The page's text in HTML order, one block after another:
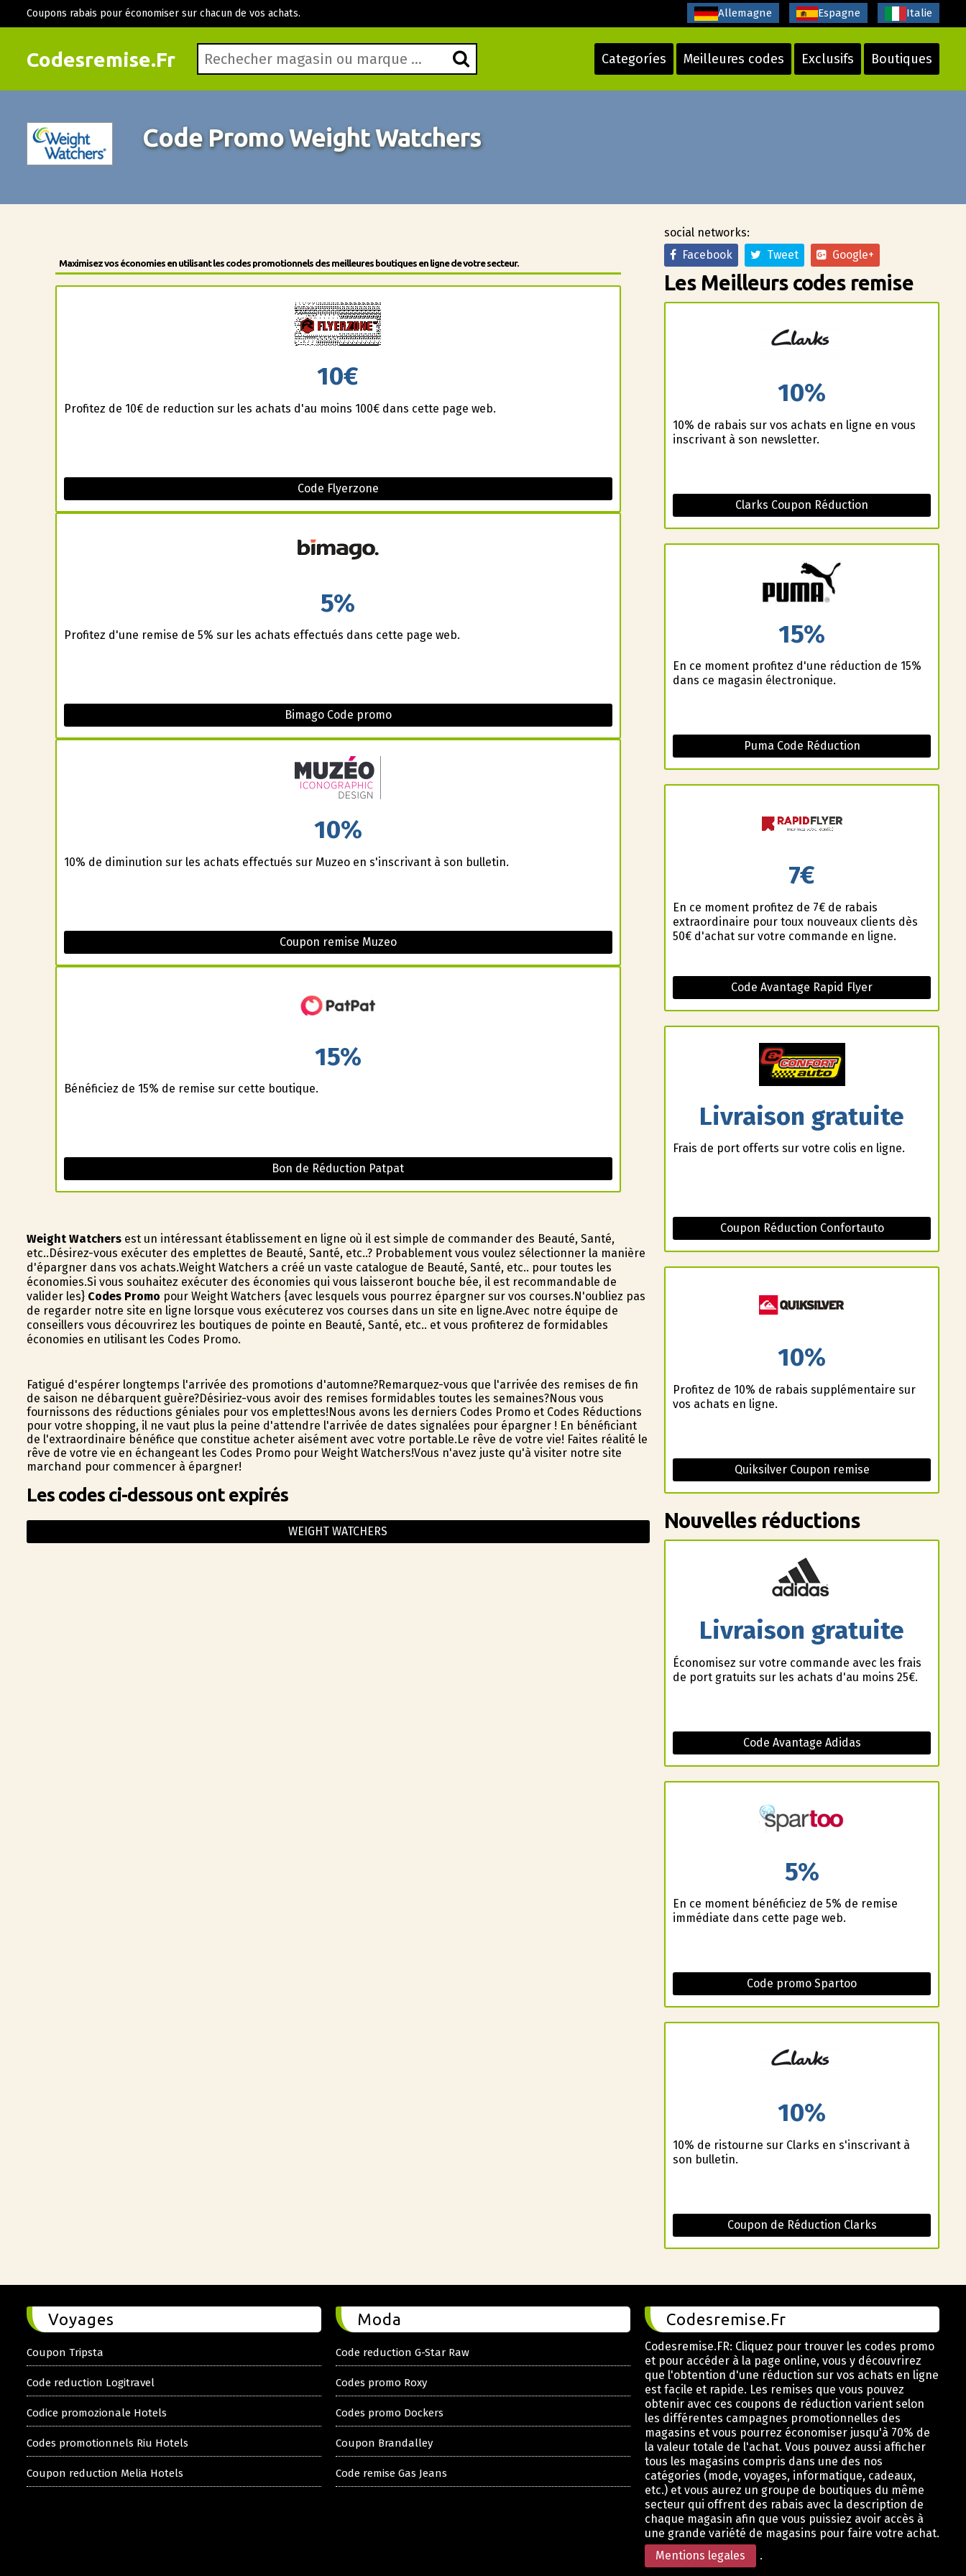
Codesremise.Fr Categoríes Meilleures codes Exclusifs Boutiques
Coupons rabais pour économiser sur chacun de vos achats. Allemagne Espagne Italie
Code Promo Weight Watchers
Maximisez vos économies en utilisant les codes promotionnels des meilleures boutiques en ligne de votre secteur.
10€
Profitez de 10€ de reduction sur les achats d'au moins 100€ dans cette page web.
Code Flyerzone
5%
Profitez d'une remise de 5% sur les achats effectués dans cette page web.
Bimago Code promo
10%
10% de diminution sur les achats effectués sur Muzeo en s'inscrivant à son bulletin.
Coupon remise Muzeo
15%
Bénéficiez de 15% de remise sur cette boutique.
Bon de Réduction Patpat
Weight Watchersest un intéressant établissement en ligne où il est simple de commander des Beauté, Santé,
etc..Désirez-vous exécuter des emplettes de Beauté, Santé, etc..? Probablement vous voulez sélectionner la manière
d'épargner dans vos achats.Weight Watchers a créé un vaste catalogue de Beauté, Santé, etc.. pour toutes les
économies.Si vous souhaitez exécuter des économies qui vous laisseront bouche bée, il est recommandable de
valider les} Codes Promo pour Weight Watchers {avec lesquels vous pourrez épargner sur vos courses.N'oubliez pas
de regarder notre site en ligne lorsque vous exécuterez vos courses dans un site en ligne.Avec notre équipe de
conseillers vous découvrirez les boutiques de pointe en Beauté, Santé, etc.. et vous profiterez de formidables
économies en utilisant les Codes Promo.
Fatigué d'espérer longtemps l'arrivée des promotions d'automne?Remarquez-vous que l'arrivée des remises de fin
de saison ne débarquent guère?Désiriez-vous avoir des remises formidables toutes les semaines?Nous vous
fournissons des réductions géniales pour vos emplettes!Nous avons les derniers Codes Promo et Codes Réductions
pour votre shopping, il ne vaut plus la peine d'attendre l'arrivée de dates signalées pour épargner ! En bénéficiant
de l'extraordinaire bénéfice que constitue acheter aisément avec votre portable.Le rêve de votre vie! Faites réalité le
rêve de votre vie en échangeant les Codes Promo pour Weight Watchers!Vous n'avez juste qu'à visiter notre site
marchand pour commencer à épargner!
Les codes ci-dessous ont expirés
WEIGHT WATCHERS
social networks:
Facebook
Tweet Google+
Les Meilleurs codes remise
10%
10% de rabais sur vos achats en ligne en vous
inscrivant à son newsletter.
Clarks Coupon Réduction
15%
En ce moment profitez d'une réduction de 15%
dans ce magasin électronique.
Puma Code Réduction
7€
En ce moment profitez de 7€ de rabais
extraordinaire pour toux nouveaux clients dès
50€ d'achat sur votre commande en ligne.
Code Avantage Rapid Flyer
Livraison gratuite
Frais de port offerts sur votre colis en ligne.
Coupon Réduction Confortauto
10%
Profitez de 10% de rabais supplémentaire sur
vos achats en ligne.
Quiksilver Coupon remise
Nouvelles réductions
Livraison gratuite
Économisez sur votre commande avec les frais
de port gratuits sur les achats d'au moins 25€.
Code Avantage Adidas
5%
En ce moment bénéficiez de 5% de remise
immédiate dans cette page web.
Code promo Spartoo
10%
10% de ristourne sur Clarks en s'inscrivant à
son bulletin.
Coupon de Réduction Clarks
Voyages
Coupon Tripsta
Code reduction Logitravel
Codice promozionale Hotels
Codes promotionnels Riu Hotels
Coupon reduction Melia Hotels
Moda
Code reduction G-Star Raw
Codes promo Roxy
Codes promo Dockers
Coupon Brandalley
Code remise Gas Jeans
Codesremise.Fr
Codesremise.FR: Cliquez pour trouver les codes promo
et pour accéder à la page online, vous y découvrirez
que l'obtention d'une réduction sur vos achats en ligne
est facile et rapide. Les remises que vous pouvez
obtenir avec ces coupons de réduction varient selon
les différentes campagnes promotionnelles des
magasins et vous pourrez économiser jusqu'à 70% de
la valeur totale de l'achat. Vous pouvez aussi afficher
tous les magasins compris dans une des nos
catégories (mode, voyages, informatique, cadeaux,
etc.) et vous aurez un groupe de boutiques du même
secteur qui offrent des rabais avec la description de
chaque magasin afin que vous puissiez avoir accès à
une grande variété de magasins pour faire votre achat.
Mentions legales
.